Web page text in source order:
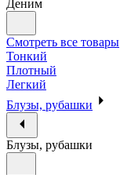
Деним
Смотреть все товары
Тонкий
Плотный
Легкий
Блузы, рубашки
Блузы, рубашки